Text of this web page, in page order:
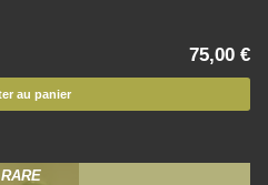
75,00 €
au panier
RARE